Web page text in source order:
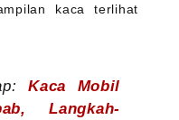
kaca terlihat
Kaca Mobil
Langkah-